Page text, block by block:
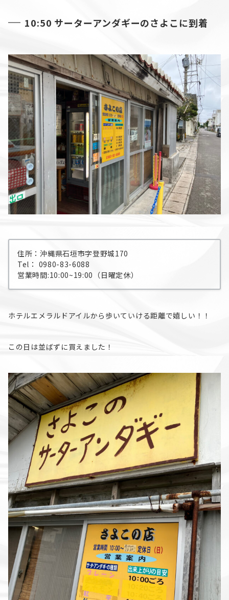
10:50 サーターアンダギーのさよこに到着
住所：沖縄県石垣市字登野城170
Tel： 0980-83-6088
営業時間:10:00~19:00（日曜定休）
ホテルエメラルドアイルから歩いていける距離で嬉しい！！
この日は並ばずに買えました！